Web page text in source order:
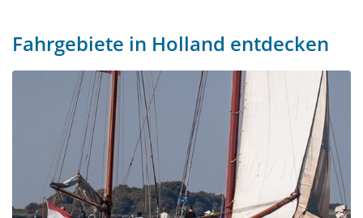
Fahrgebiete in Holland entdecken